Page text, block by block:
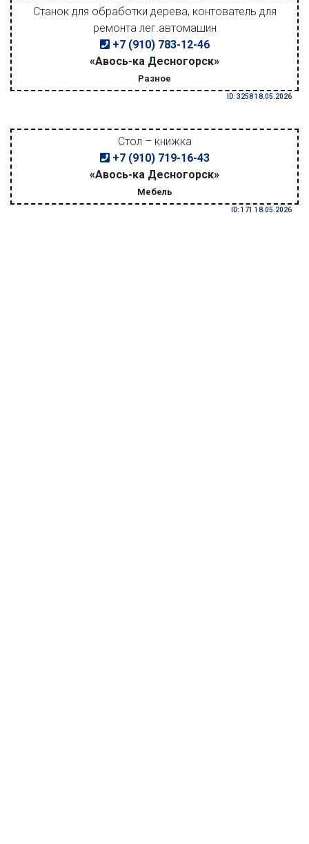
Станок для обработки дерева, контователь для
ремонта лег.автомашин
+7 (910) 783-12-46
«Авось-ка Десногорск»
Разное
ID: 3258 18.05.2026
Стол – книжка
+7 (910) 719-16-43
«Авось-ка Десногорск»
Мебель
ID: 171 18.05.2026